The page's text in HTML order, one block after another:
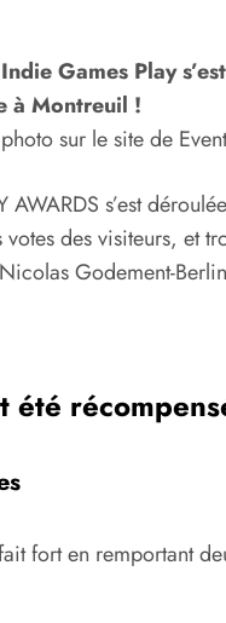
Games Play
à Montreuil !
sur le site de
AWARDS s’est
votes des visiteurs, et
Godement-
été
fort en remportant